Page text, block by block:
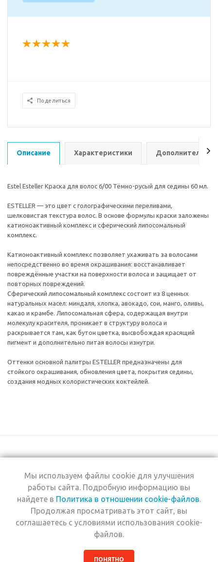
Поделиться
Описание Характеристики Дополнительно
Estel Esteller Краска для волос 6/00 Тёмно-русый для седины 60 мл.
ESTELLER — это цвет с голографическими переливами,
шелковистая текстура волос. В основе формулы краски заложены
катионоактивный комплекс и сферический липосомальный
комплекс.
Катионоактивный комплекс позволяет ухаживать за волосами
непосредственно во время окрашивания: восстанавливает
повреждённые участки на поверхности волоса и защищает от
повторных повреждений.
Сферический липосомальный комплекс состоит из 8 ценных
натуральных масел: миндаля, хлопка, авокадо, сои, манго, оливы,
какао и крамбе. Липосомальная сфера, содержащая внутри
молекулу красителя, проникает в структуру волоса и
раскрывается там, как бутон цветка, высвобождая красящий
пигмент и дополнительно питая волосы изнутри.
Оттенки основной палитры ESTELLER предназначены для
стойкого окрашивания, обновления цвета, покрытия седины,
создания модных колористических коктейлей.
+7 (495) 969-0950
2026 © Интернет-
магазин Estel
Компания
Информация
Помощь
Мы используем файлы cookie для улучшения
работы сайта. Подробную информацию вы
найдете в Политика в отношении cookie-файлов.
Продолжая просматривать этот сайт, вы
соглашаетесь с условиями использования cookie-
файлов.
ПОНЯТНО